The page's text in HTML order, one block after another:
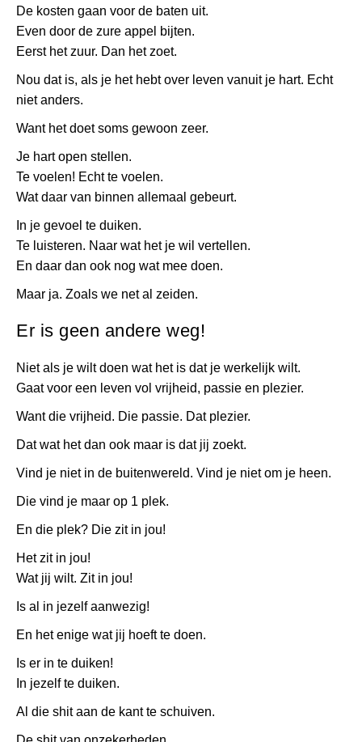
De kosten gaan voor de baten uit.
Even door de zure appel bijten.
Eerst het zuur. Dan het zoet.
Nou dat is, als je het hebt over leven vanuit je hart. Echt
niet anders.
Want het doet soms gewoon zeer.
Je hart open stellen.
Te voelen! Echt te voelen.
Wat daar van binnen allemaal gebeurt.
In je gevoel te duiken.
Te luisteren. Naar wat het je wil vertellen.
En daar dan ook nog wat mee doen.
Maar ja. Zoals we net al zeiden.
Er is geen andere weg!
Niet als je wilt doen wat het is dat je werkelijk wilt.
Gaat voor een leven vol vrijheid, passie en plezier.
Want die vrijheid. Die passie. Dat plezier.
Dat wat het dan ook maar is dat jij zoekt.
Vind je niet in de buitenwereld. Vind je niet om je heen.
Die vind je maar op 1 plek.
En die plek? Die zit in jou!
Het zit in jou!
Wat jij wilt. Zit in jou!
Is al in jezelf aanwezig!
En het enige wat jij hoeft te doen.
Is er in te duiken!
In jezelf te duiken.
Al die shit aan de kant te schuiven.